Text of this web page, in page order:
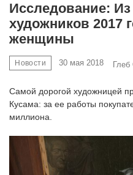
Исследование:
художников 2017
женщины
Новости 30 мая 2018 Глеб
Самой дорогой художницей
Кусама: за ее работы
миллиона.